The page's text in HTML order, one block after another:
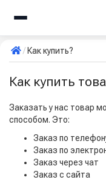
Как купить?
Как купить
Заказать у нас товар
способом. Это:
Заказ по
Заказ по
Заказ через чат
Заказ с сайта